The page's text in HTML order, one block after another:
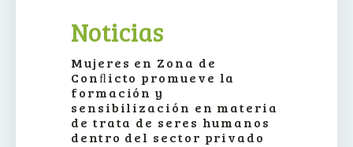
Noticias
Mujeres en Zona de
Conﬂicto promueve la
formación y
sensibilización en materia
de trata de seres humanos
dentro del sector privado